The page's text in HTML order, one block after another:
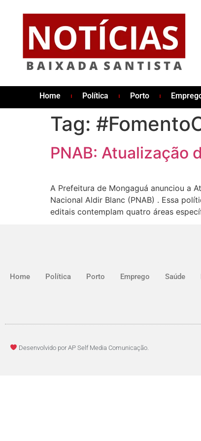
Home Política Porto
Tag:
PNAB: Atualização
A Prefeitura de Mongaguá anunciou a
Nacional Aldir Blanc (PNAB) . Essa
editais contemplam quatro áreas
Home Política Porto Emprego Saúde
Desenvolvido por AP Self Media Comunicação.